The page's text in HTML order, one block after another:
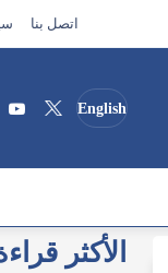
اتصل بنا
English
الأكثر